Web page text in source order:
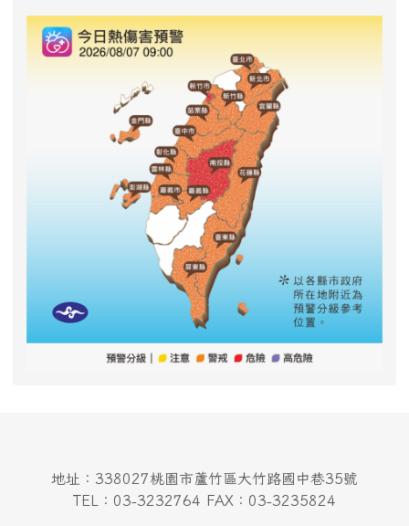
地址：338027桃園市蘆竹區大竹路國中巷35號
TEL：03-3232764 FAX：03-3235824